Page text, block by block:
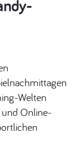
Welten
Online-